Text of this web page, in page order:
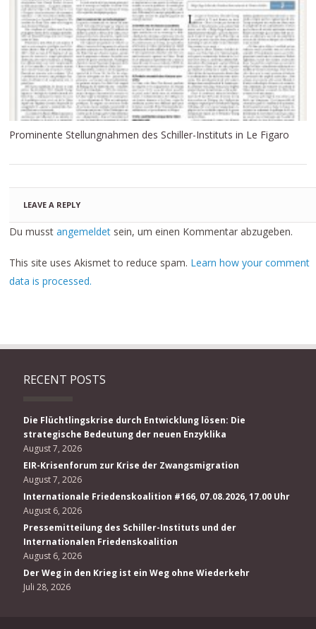
Prominente Stellungnahmen des Schiller-Instituts in Le Figaro
LEAVE A REPLY
Du musstangemeldet sein, um einen Kommentar abzugeben.
This site uses Akismet to reduce spam. Learn how your comment
data is processed.
RECENT POSTS
Die Flüchtlingskrise durch Entwicklung lösen: Die
strategische Bedeutung der neuen Enzyklika
August 7, 2026
EIR-Krisenforum zur Krise der Zwangsmigration
August 7, 2026
Internationale Friedenskoalition #166, 07.08.2026, 17.00 Uhr
August 6, 2026
Pressemitteilung des Schiller-Instituts und der
Internationalen Friedenskoalition
August 6, 2026
Der Weg in den Krieg ist ein Weg ohne Wiederkehr
Juli 28, 2026